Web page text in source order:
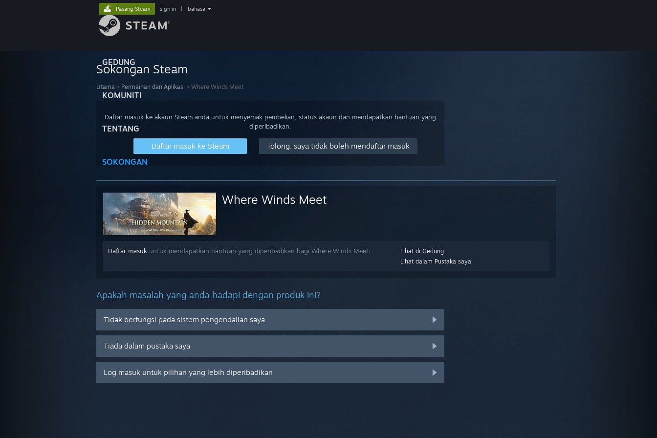
GEDUNG
KOMUNITI
TENTANG
SOKONGAN
Pasang Steam sign in bahasa
Sokongan Steam
Utama > Permainan dan Aplikasi > Where Winds Meet
Daftar masuk ke akaun Steam anda untuk menyemak pembelian, status akaun dan mendapatkan bantuan yang
diperibadikan.
Daftar masuk ke Steam Tolong, saya tidak boleh mendaftar masuk
Where Winds Meet
Lihat di Gedung
Lihat dalam Pustaka saya
Daftar masuk untuk mendapatkan bantuan yang diperibadikan bagi Where Winds Meet.
Apakah masalah yang anda hadapi dengan produk ini?
Tidak berfungsi pada sistem pengendalian saya
Tiada dalam pustaka saya
Log masuk untuk pilihan yang lebih diperibadikan